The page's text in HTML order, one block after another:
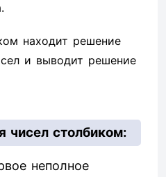
находит решение
и выводит решение
чисел столбиком:
неполное